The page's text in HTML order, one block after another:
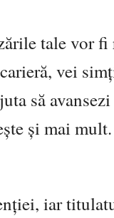
tale vor
vei
să
și mai mult.
iar